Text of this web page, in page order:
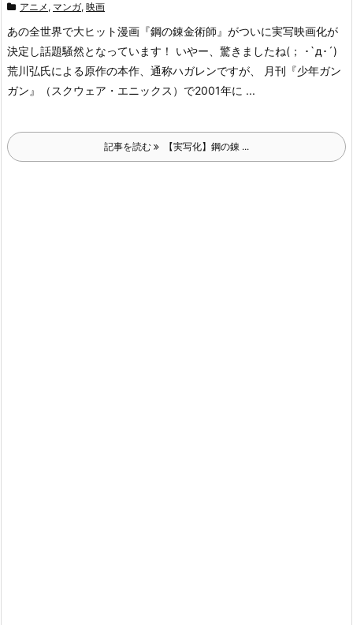
アニメ , マンガ, 映画
あの全世界で大ヒット漫画『鋼の錬金術師』がついに実写映画化が
決定し話題騒然となっています！ いやー、驚きましたね(； ･`д･´)
荒川弘氏による原作の本作、通称ハガレンですが、 月刊『少年ガン
ガン』（スクウェア・エニックス）で2001年に ...
記事を読む 【実写化】鋼の錬 ...